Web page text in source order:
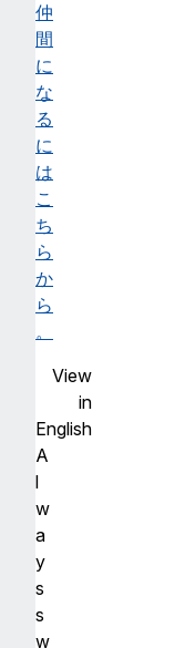
仲
間
に
な
る
に
は
こ
ち
ら
か
ら
。
View
in
English
A
l
w
a
y
s
s
w